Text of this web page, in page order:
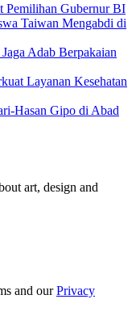
Pemilihan Gubernur BI
Taiwan Mengabdi di
Adab Berpakaian
Layanan Kesehatan
Hasan Gipo di Abad
art, design and
and ourPrivacy